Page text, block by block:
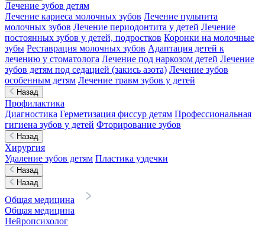
Лечение зубов детям
Лечение кариеса молочных зубов Лечение пульпита
молочных зубов Лечение периодонтита у детей Лечение
постоянных зубов у детей, подростков Коронки на молочные
зубы Реставрация молочных зубов Адаптация детей к
лечению у стоматолога Лечение под наркозом детей Лечение
зубов детям под седацией (закись азота) Лечение зубов
особенным детям Лечение травм зубов у детей
Назад
Профилактика
Диагностика Герметизация фиссур детям Профессиональная
гигиена зубов у детей Фторирование зубов
Назад
Хирургия
Удаление зубов детям Пластика уздечки
Назад
Назад
Общая медицина
Общая медицина
Нейропсихолог